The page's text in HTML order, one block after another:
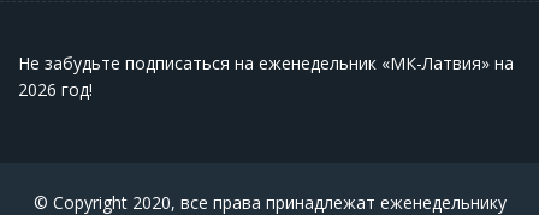
Не забудьте подписаться на еженедельник «МК-Латвия» на
2026 год!
© Copyright 2020, все права принадлежат еженедельнику